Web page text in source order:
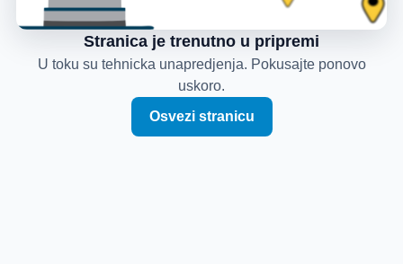
Stranica je trenutno u pripremi
U toku su tehnicka unapredjenja. Pokusajte ponovo
uskoro.
Osvezi stranicu